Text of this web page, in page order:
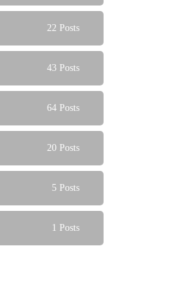
22 Posts
43 Posts
64 Posts
20 Posts
5 Posts
1 Posts